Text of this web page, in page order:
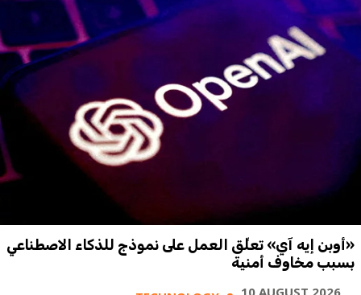
«أوبن إيه آي» تعلِّق العمل على نموذج للذكاء الاصطناعي
بسبب مخاوف أمنية
10 AUGUST 2026